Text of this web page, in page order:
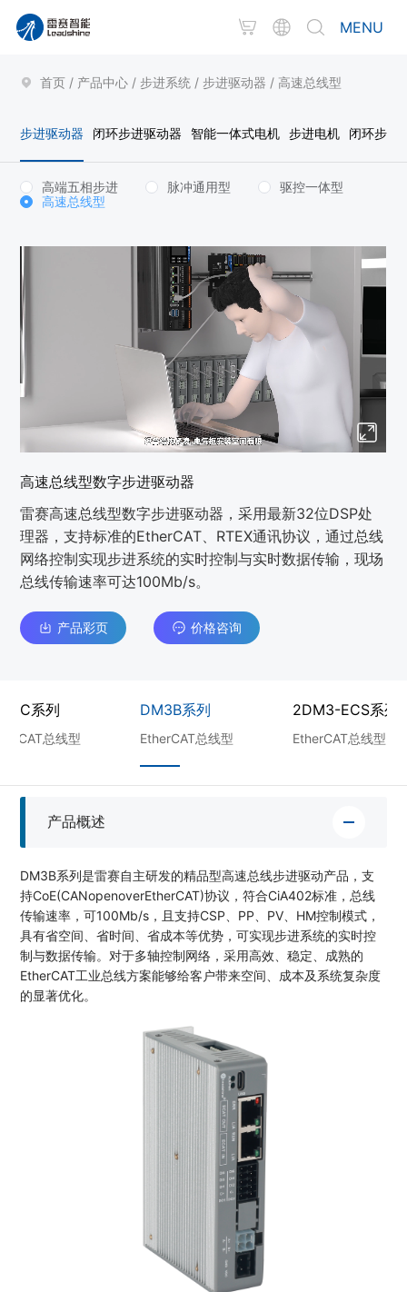
MENU
首页 / 产品中心 / 步进系统 / 步进驱动器 / 高速总线型
步进驱动器 闭环步进驱动器 智能一体式电机 步进电机 闭环步进
高端五相步进 脉冲通用型
驱控一体型
高速总线型
高速总线型数字步进驱动器
雷赛高速总线型数字步进驱动器，采用最新32位DSP处
理器，支持标准的EtherCAT、RTEX通讯协议，通过总线
网络控制实现步进系统的实时控制与实时数据传输，现场
总线传输速率可达100Mb/s。
产品彩页 价格咨询
系列
总线型
DM3B系列
EtherCAT总线型
2DM3-ECS系列
EtherCAT总线型
产品概述
DM3B系列是雷赛⾃主研发的精品型⾼速总线步进驱动产品，⽀
持CoE(CANopenoverEtherCAT)协议，符合CiA402标准，总线
传输速率，可100Mb/s，且⽀持CSP、PP、PV、HM控制模式，
具有省空间、省时间、省成本等优势，可实现步进系统的实时控
制与数据传输。对于多轴控制网络，采⽤⾼效、稳定、成熟的
EtherCAT工业总线⽅案能够给客户带来空间、成本及系统复杂度
的显著优化。